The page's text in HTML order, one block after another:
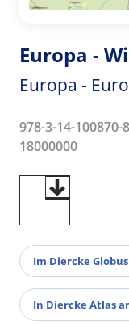
Europa -
Europa -
978-3-14-
18000000
Im Diercke
In Diercke Atlas